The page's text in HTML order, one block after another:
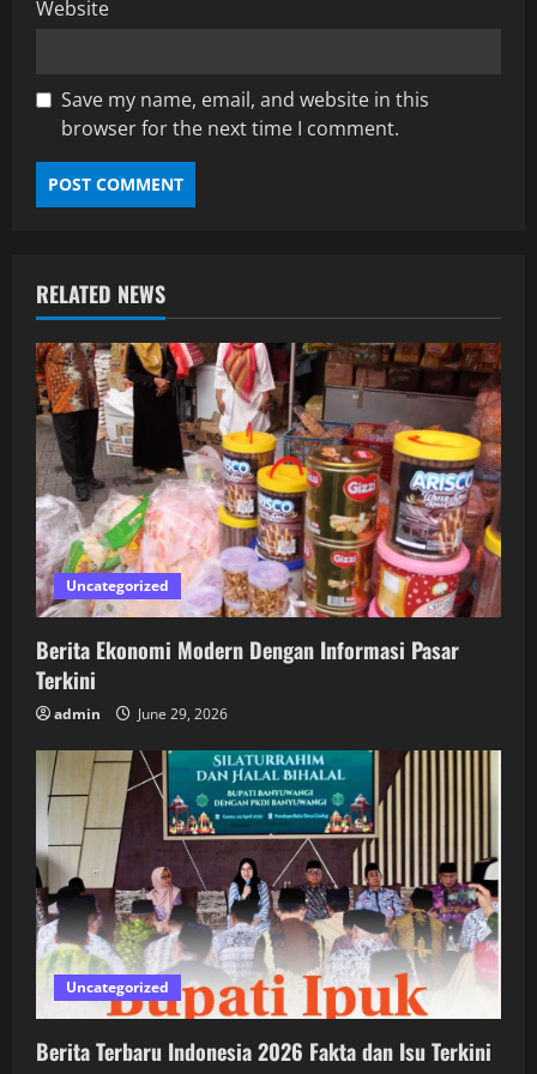
Website
Save my name, email, and website in this
browser for the next time I comment.
RELATED NEWS
Uncategorized
Berita Ekonomi Modern Dengan Informasi Pasar
Terkini
admin June 29, 2026
Uncategorized
Berita Terbaru Indonesia 2026 Fakta dan Isu Terkini